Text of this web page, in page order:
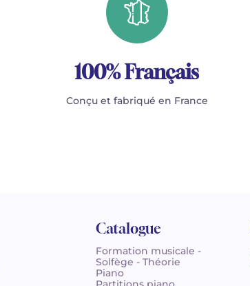
100% Français
Conçu et fabriqué en France
Catalogue
Formation musicale -
Solfège - Théorie
Piano